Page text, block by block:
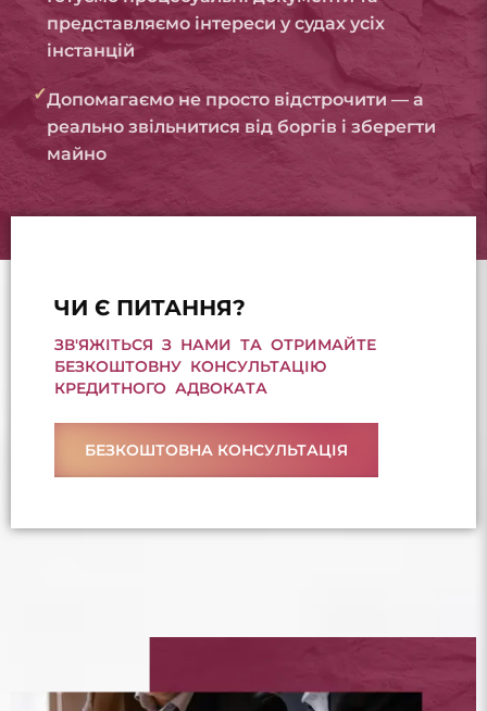
представляємо інтереси у судах усіх
інстанцій
✓Допомагаємо не просто відстрочити — а
реально звільнитися від боргів і зберегти
майно
ЧИ Є ПИТАННЯ?
ЗВ'ЯЖІТЬСЯ З НАМИ ТА ОТРИМАЙТЕ
БЕЗКОШТОВНУ КОНСУЛЬТАЦІЮ
КРЕДИТНОГО АДВОКАТА
БЕЗКОШТОВНА КОНСУЛЬТАЦІЯ